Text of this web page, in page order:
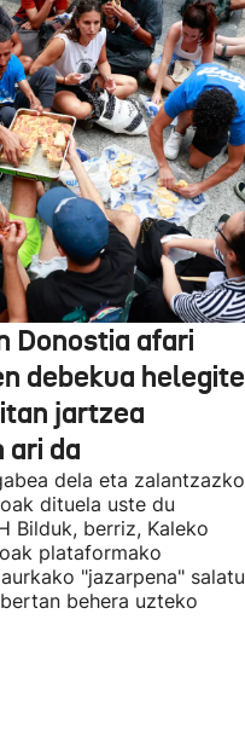
Donostia afari
debekua helegite
jartzea
da
dela eta zalantzazko
dituela uste du
Bilduk, berriz, Kaleko
plataformako
"jazarpena" salatu
behera uzteko